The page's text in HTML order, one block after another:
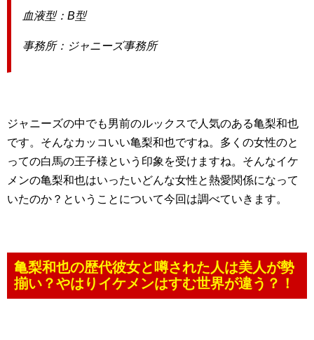
血液型：B型
事務所：ジャニーズ事務所
ジャニーズの中でも男前のルックスで人気のある亀梨和也
です。そんなカッコいい亀梨和也ですね。多くの女性のと
っての白馬の王子様という印象を受けますね。そんなイケ
メンの亀梨和也はいったいどんな女性と熱愛関係になって
いたのか？ということについて今回は調べていきます。
亀梨和也の歴代彼女と噂された人は美人が勢
揃い？やはりイケメンはすむ世界が違う？！